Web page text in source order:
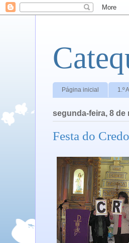
Página inicial 1.º
segunda-feira, 8 de
Festa do Credo